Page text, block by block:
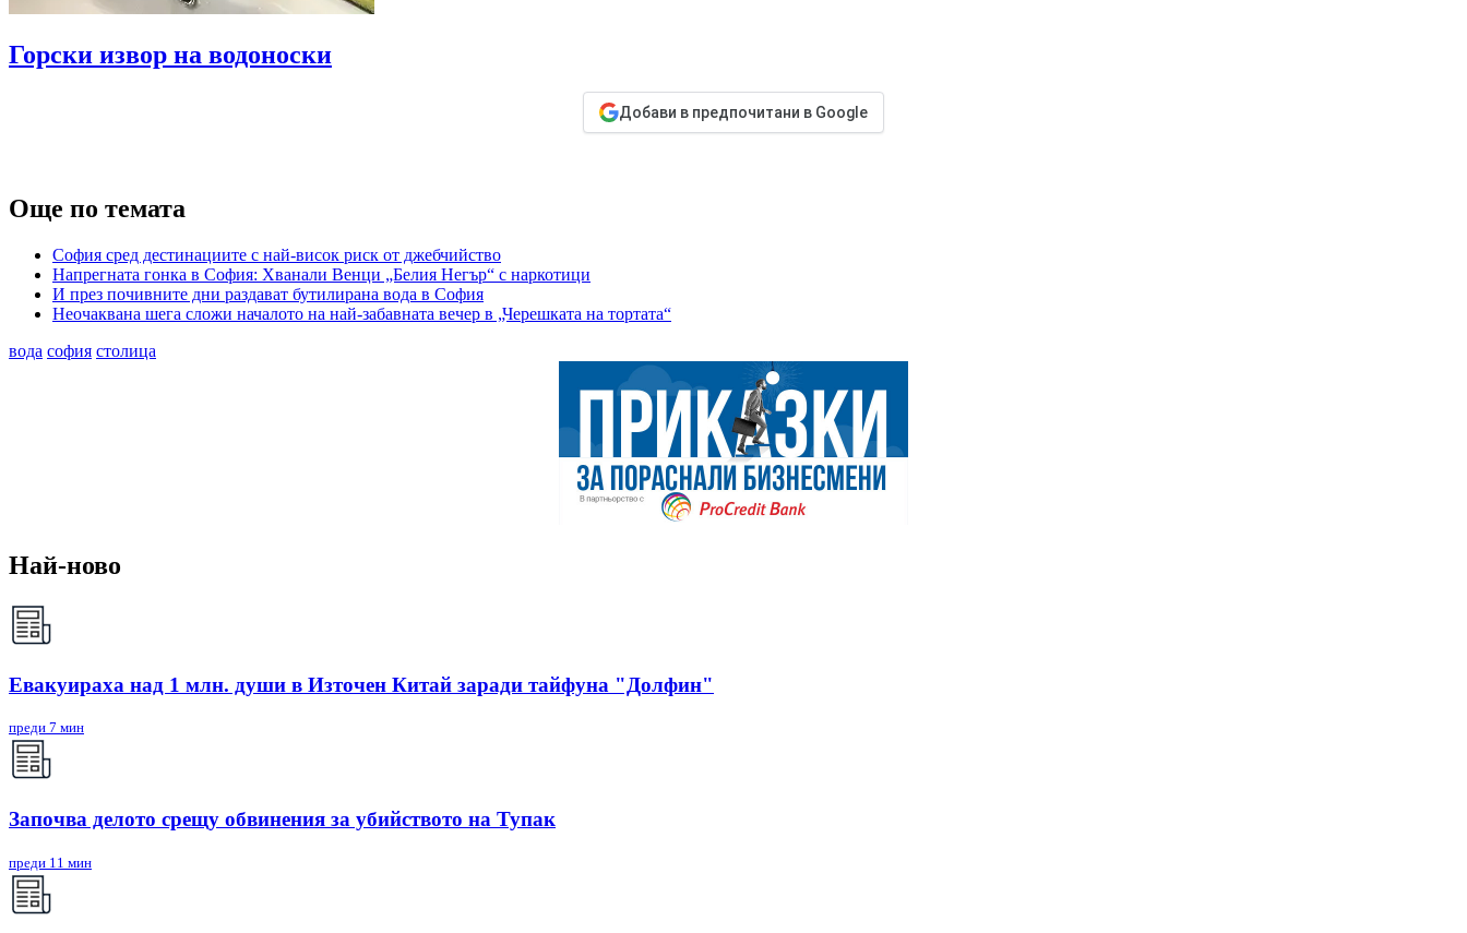
Горски извор на водоноски
Добави в предпочитани в Google
Още по темата
София сред дестинациите с най-висок риск от джебчийство
Напрегната гонка в София: Хванали Венци „Белия Негър“ с наркотици
И през почивните дни раздават бутилирана вода в София
Неочаквана шега сложи началото на най-забавната вечер в „Черешката на тортата“
вода софия столица
Най-ново
Евакуираха над 1 млн. души в Източен Китай заради тайфуна "Долфин"
преди 7 мин
Започва делото срещу обвинения за убийството на Тупак
преди 11 мин